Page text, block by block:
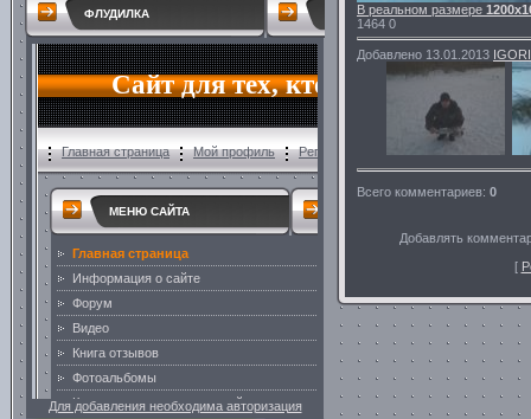
ФЛУДИЛКА
Для добавления необходима авторизация
В реальном размере
1464 0
Добавлено 13.01.2013
Всего комментариев: 0
Добавлять
[